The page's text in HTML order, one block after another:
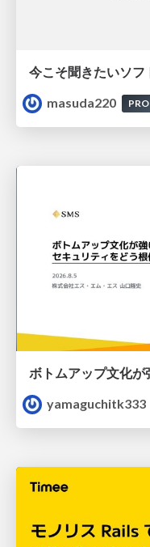
masuda220
PRO
yamaguchitk333